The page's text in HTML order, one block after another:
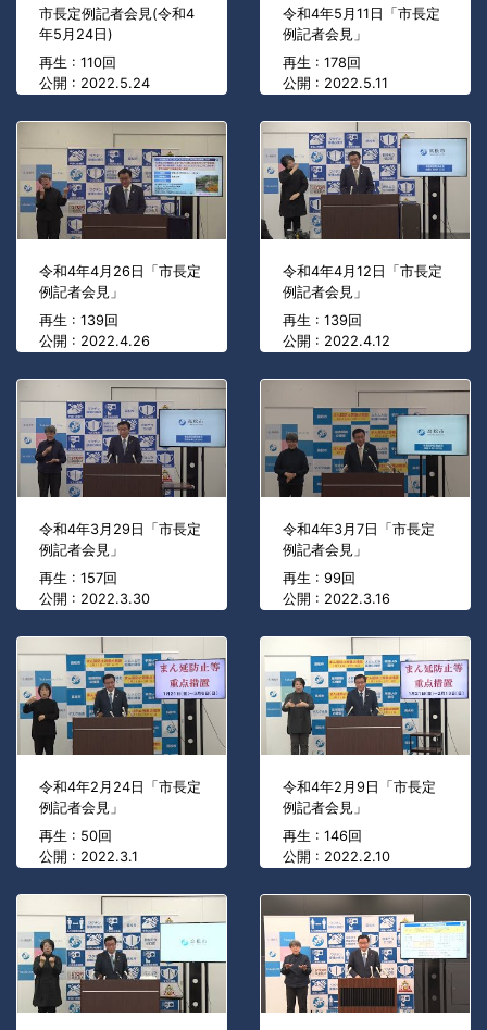
市長定例記者会見(令和4
年5月24日)
再生 : 110回
公開 : 2022.5.24
令和4年5月11日「市長定
例記者会見」
再生 : 178回
公開 : 2022.5.11
令和4年4月26日「市長定
例記者会見」
再生 : 139回
公開 : 2022.4.26
令和4年4月12日「市長定
例記者会見」
再生 : 139回
公開 : 2022.4.12
令和4年3月29日「市長定
例記者会見」
再生 : 157回
公開 : 2022.3.30
令和4年3月7日「市長定
例記者会見」
再生 : 99回
公開 : 2022.3.16
令和4年2月24日「市長定
例記者会見」
再生 : 50回
公開 : 2022.3.1
令和4年2月9日「市長定
例記者会見」
再生 : 146回
公開 : 2022.2.10